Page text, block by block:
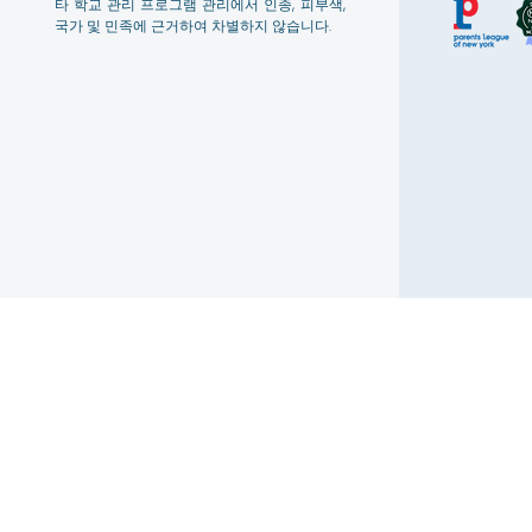
타 학교 관리 프로그램 관리에서 인종, 피부색,
국가 및 민족에 근거하여 차별하지 않습니다.